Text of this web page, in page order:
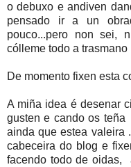
o debuxo e andiven
pensado ir a un
pouco...pero non sei,
cólleme todo a trasmano
De momento fixen esta
A miña idea é desenar
gusten e cando os teña
ainda que estea valeira
cabeceira do blog e
facendo todo de oidas,